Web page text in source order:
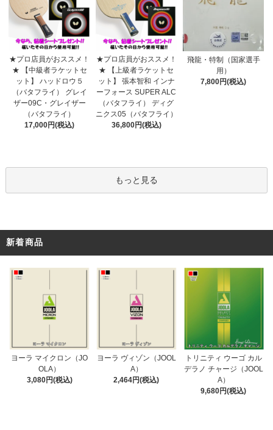
★プロ店員がおススメ！
★ 【中級者ラケットセ
ット】 ハッドロウ５
（バタフライ） グレイ
ザー09C・グレイザー
（バタフライ）
17,000円(税込)
★プロ店員がおススメ！
★ 【上級者ラケットセ
ット】 張本智和 インナ
ーフォース SUPER ALC
（バタフライ） ディグ
ニクス05（バタフライ）
36,800円(税込)
飛龍・特制（国家選手
用）
7,800円(税込)
もっと見る
新着商品
ヨーラ マイクロン（JO
OLA）
3,080円(税込)
ヨーラ ヴィゾン（JOOL
A）
2,464円(税込)
トリニティ ウーゴ カル
デラノ チャージ（JOOL
A）
9,680円(税込)